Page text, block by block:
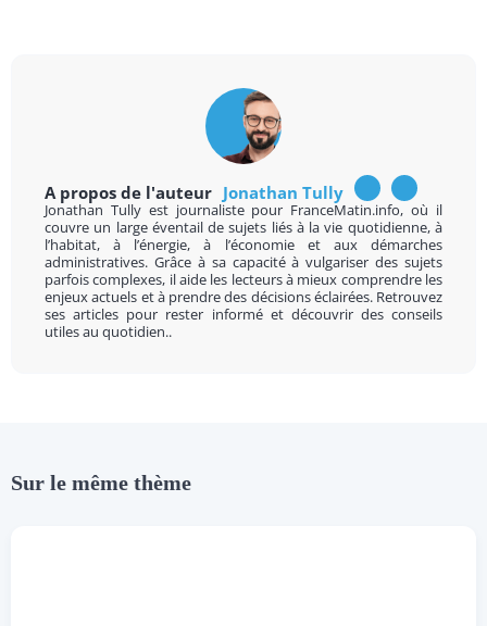
A propos de l'auteur Jonathan Tully
Jonathan Tully est journaliste pour FranceMatin.info, où il
couvre un large éventail de sujets liés à la vie quotidienne, à
l’habitat, à l’énergie, à l’économie et aux démarches
administratives. Grâce à sa capacité à vulgariser des sujets
parfois complexes, il aide les lecteurs à mieux comprendre les
enjeux actuels et à prendre des décisions éclairées. Retrouvez
ses articles pour rester informé et découvrir des conseils
utiles au quotidien..
Sur le même thème